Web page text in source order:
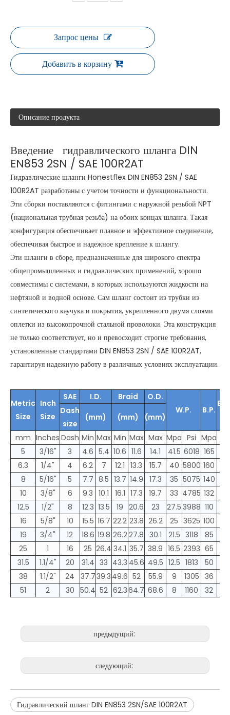
Запрос цены
Добавить в корзину
Описание продукта
Введение гидравлического шланга DIN
EN853 2SN / SAE 100R2AT
Гидравлические шланги Honestflex DIN EN853 2SN / SAE
100R2AT разработаны с учетом точности и функциональности.
Эти сборки поставляются с фитингами с наружной резьбой NPT
(национальная трубная резьба) на обоих концах шланга. Такая
конфигурация обеспечивает плавное и эффективное соединение,
обеспечивая быстрое и надежное крепление к шлангу.
Эти шланги в сборе, предназначенные для широкого спектра
общепромышленных и гидравлических применений, хорошо
совместимы с системами, в которых используются жидкости на
нефтяной и водной основе. Сам шланг состоит из трубки из
синтетического каучука и покрытия, укрепленного двумя слоями
оплетки из высокопрочной стальной проволоки. Эта конструкция
не только соответствует, но и превосходит строгие требования,
установленные стандартами DIN EN853 2SN / SAE 100R2AT,
гарантируя надежную работу в различных условиях эксплуатации.
Metric
Size
Inch
Size
SAE I.D. Braid
O.D.
W.P.
B.P.
Dash
size
(mm) (mm)
(mm)
mm Inches Dash Min Max Min Max Max Mpa Psi Mpa
5
3/16" 3 4.6 5.4 10.6 11.6 14.1 41.5 6018 165
6.3
1/4" 4 6.2 7 12.1 13.3 15.7 40 5800 160
8
5/16" 5 7.7 8.5 13.7 14.9 17.3 35 5075 140
10
3/8" 6 9.3 10.1 16.1 17.3 19.7 33 4785 132
12.5
1/2" 8 12.3 13.5 19 20.6 23 27.5 3988 110
16
5/8" 10 15.5 16.7 22.2 23.8 26.2 25 3625 100
19
3/4" 12 18.6 19.8 26.227.8 30.1 21.5 3118 85
25
1 16 25 26.4 34.1 35.7 38.9 16.5 2393 65
31.5
1.1/4" 20 31.4 33 43.3 45.6 49.5 12.5 1813 50
38
1.1/2" 24 37.739.3 49.6 52 55.9 9 1305 36
51
2 30 50.4 52 62.364.7 68.6 8 1160 32
предыдущий:
следующий:
Гидравлический шланг DIN EN853 2SN/SAE 100R2AT